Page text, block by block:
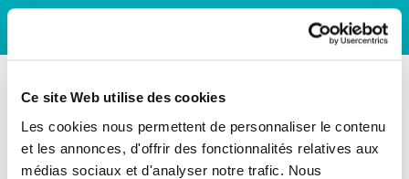
Ce site Web utilise des cookies
Les cookies nous permettent de personnaliser le contenu
et les annonces, d'offrir des fonctionnalités relatives aux
médias sociaux et d'analyser notre trafic. Nous